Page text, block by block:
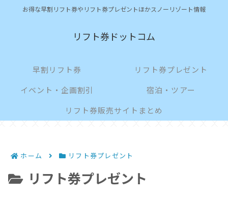
お得な早割リフト券やリフト券プレゼントほかスノーリゾート情報
リフト券ドットコム
早割リフト券
リフト券プレゼント
イベント・企画割引
宿泊・ツアー
リフト券販売サイトまとめ
ホーム リフト券プレゼント
リフト券プレゼント